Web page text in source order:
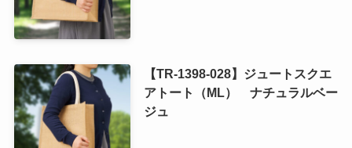
【TR-1398-028】ジュートスクエ
アトート（ML） ナチュラルベー
ジュ